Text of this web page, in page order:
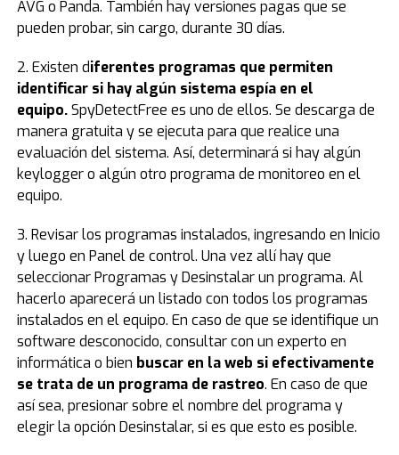
AVG o Panda. También hay versiones pagas que se
pueden probar, sin cargo, durante 30 días.
2. Existen diferentes programas que permiten
identificar si hay algún sistema espía en el
equipo.SpyDetectFree es uno de ellos. Se descarga de
manera gratuita y se ejecuta para que realice una
evaluación del sistema. Así, determinará si hay algún
keylogger o algún otro programa de monitoreo en el
equipo.
3. Revisar los programas instalados, ingresando en Inicio
y luego en Panel de control. Una vez allí hay que
seleccionar Programas y Desinstalar un programa. Al
hacerlo aparecerá un listado con todos los programas
instalados en el equipo. En caso de que se identifique un
software desconocido, consultar con un experto en
informática o bien buscar en la web si efectivamente
se trata de un programa de rastreo. En caso de que
así sea, presionar sobre el nombre del programa y
elegir la opción Desinstalar, si es que esto es posible.